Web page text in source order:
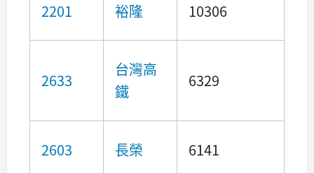
2201 裕隆 10306
2633
台灣高
鐵
6329
2603 長榮 6141